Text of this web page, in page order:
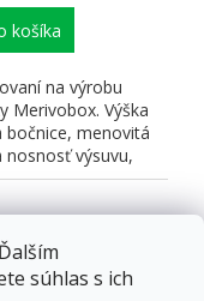
súhlas s ich
košíka
na výrobu
Merivobox. Výška
bočnice, menovitá
nosnosť výsuvu,
kovania...